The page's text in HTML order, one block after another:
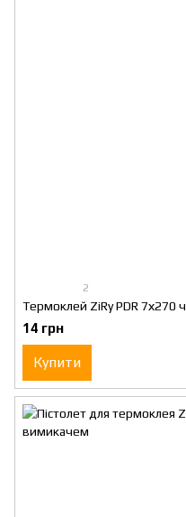
2
Термоклей ZiRy PDR 7х270
14 грн
Купити